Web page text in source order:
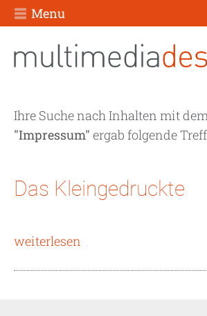
Menu
Ihre Suche nach Inhalten mit
"Impressum" ergab folgende
Das Kleingedruckte
weiterlesen